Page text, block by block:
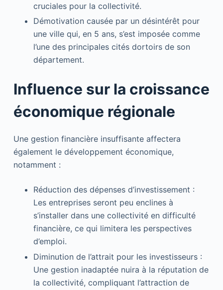
cruciales pour la collectivité.
Démotivation causée par un désintérêt pour
une ville qui, en 5 ans, s’est imposée comme
l’une des principales cités dortoirs de son
département.
Influence sur la croissance
économique régionale
Une gestion financière insuffisante affectera
également le développement économique,
notamment :
Réduction des dépenses d’investissement :
Les entreprises seront peu enclines à
s’installer dans une collectivité en difficulté
financière, ce qui limitera les perspectives
d’emploi.
Diminution de l’attrait pour les investisseurs :
Une gestion inadaptée nuira à la réputation de
la collectivité, compliquant l’attraction de